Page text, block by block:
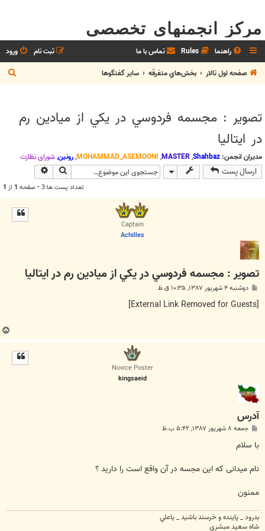
مرکز انجمنهای تخصصی
راهنما Rules تماس با ما ورود
ثبت نام
صفحه اول تالار
بخش‌‌هاي متفرقه ساير گفتگوها
س
تصوير : مجسمه فردوسي در يکي از ميادين رم
در ايتاليا
مدیران انجمن: Shahbaz
,
MASTER
,
MOHAMMAD_ASEMOONI
,رونین,شوراي نظارت
ارسال پست جستجو
تعداد پست ها:3 • صفحه 1 از 1
Captain
Achilles
تصوير : مجسمه فردوسي در يکي از ميادين رم در ايتاليا
ت
دوشنبه ۴ شهریور ۱۳۸۷, ۱۰:۳۵ ق.ظ
[External Link Removed for Guests]
Novice Poster
kingsaeid
آدرس
ت
جمعه ۸ شهریور ۱۳۸۷, ۵:۴۲ ب.ظ
با سلام
نام میدانی که اين مجسه در آن واقع است را داريد ؟
ممنون
بدرود _ پاينده و خرسند باشيد _ ياعلي
شاه سعيد مبشري